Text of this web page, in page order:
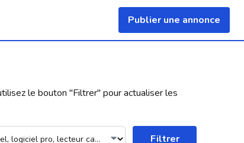
Publier une annonce
le bouton "Filtrer" pour actualiser les
Filtrer